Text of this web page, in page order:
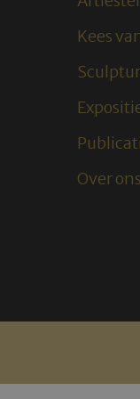
Kees
Over ons